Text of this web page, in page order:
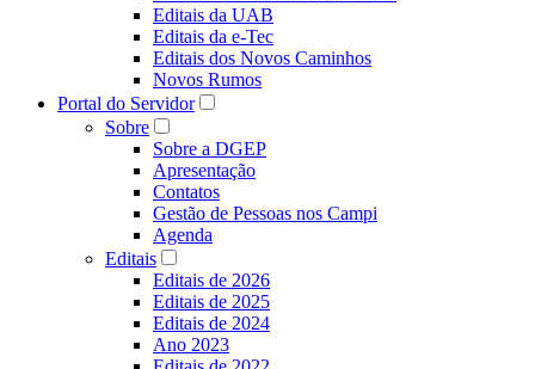
Editais da UAB
Editais da e-Tec
Editais dos Novos Caminhos
Novos Rumos
Portal do Servidor
Sobre
Sobre a DGEP
Apresentação
Contatos
Gestão de Pessoas nos Campi
Agenda
Editais
Editais de 2026
Editais de 2025
Editais de 2024
Ano 2023